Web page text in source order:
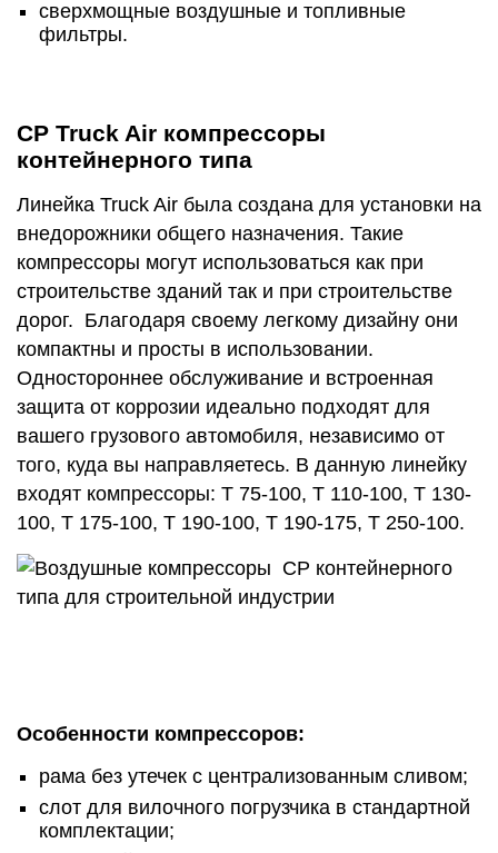
сверхмощные воздушные и топливные
фильтры.
CP Truck Air компрессоры
контейнерного типа
Линейка Truck Air была создана для установки на
внедорожники общего назначения. Такие
компрессоры могут использоваться как при
строительстве зданий так и при строительстве
дорог. Благодаря своему легкому дизайну они
компактны и просты в использовании.
Одностороннее обслуживание и встроенная
защита от коррозии идеально подходят для
вашего грузового автомобиля, независимо от
того, куда вы направляетесь. В данную линейку
входят компрессоры: T 75-100, T 110-100, T 130-
100, T 175-100, T 190-100, T 190-175, T 250-100.
Особенности компрессоров:
рама без утечек с централизованным сливом;
слот для вилочного погрузчика в стандартной
комплектации;